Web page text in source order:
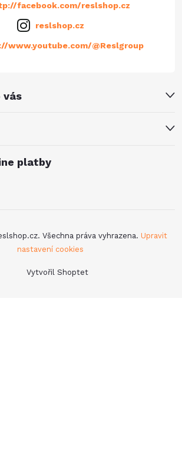
vás
facebook.com/reslshop.cz
reslshop.cz
www.youtube.com/@Reslgroup
platby
Vytvořil Shoptet
. Všechna práva vyhrazena. Upravit
nastavení cookies